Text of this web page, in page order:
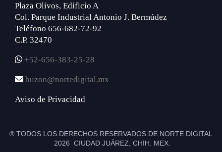
Plaza Olivos, Edificio A
Col. Parque Industrial Antonio J. Bermúdez
Teléfono 656-682-72-92
C.P. 32470
+52-656-383-25-28
buzon@nortedigital.mx
Aviso de Privacidad
® TODOS LOS DERECHOS RESERVADOS DE NORTE DIGITAL
2026 CIUDAD JUÁREZ, CHIH. MEX.